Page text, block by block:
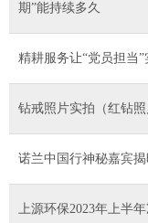
期”能持续多久
精耕服务让“党员担当”
钻戒照片实拍（红钻照
诺兰中国行神秘嘉宾
上源环保2023年上半